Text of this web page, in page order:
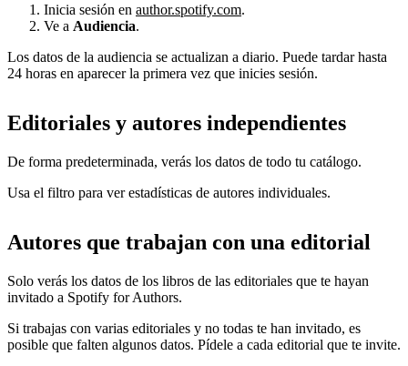
Inicia sesión en author.spotify.com.
Ve a Audiencia.
Los datos de la audiencia se actualizan a diario. Puede tardar hasta
24 horas en aparecer la primera vez que inicies sesión.
Editoriales y autores independientes
De forma predeterminada, verás los datos de todo tu catálogo.
Usa el filtro para ver estadísticas de autores individuales.
Autores que trabajan con una editorial
Solo verás los datos de los libros de las editoriales que te hayan
invitado a Spotify for Authors.
Si trabajas con varias editoriales y no todas te han invitado, es
posible que falten algunos datos. Pídele a cada editorial que te invite.